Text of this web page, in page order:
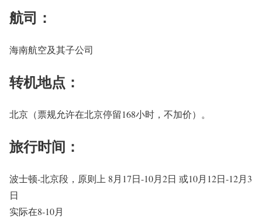
航司：
海南航空及其子公司
转机地点：
北京（票规允许在北京停留168小时，不加价）。
旅行时间：
波士顿-北京段，原则上 8月17日-10月2日 或10月12日-12月3
日
实际在8-10月